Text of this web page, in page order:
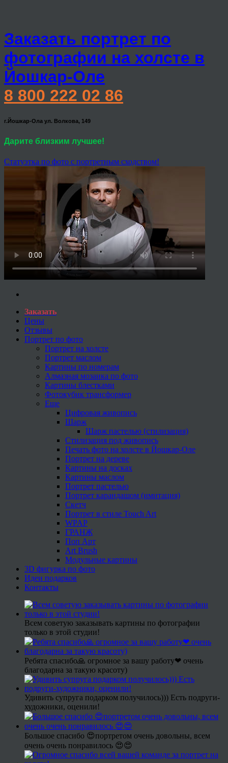
Заказать портрет по
фотографии на холсте в
Йошкар-Оле
8 800 222 02 86
г.Йошкар-Ола ул. Волкова, 149
Дарите близким лучшее!
Статуэтка по фото с портретным сходством!
Заказать
Цены
Отзывы
Портрет по фото
Портрет на холсте
Портрет маслом
Картины по номерам
Алмазная мозаика по фото
Картины блестками
Фотокубик трансформер
Еще
Цифровая живопись
Шарж
Шарж пастелью (стилизация)
Стилизация под живопись
Печать фото на холсте в Йошкар-Оле
Портрет на дереве
Картины на досках
Картины маслом
Портрет пастелью
Портрет карандашом (имитация)
Скетч
Портрет в стиле Touch Art
WPAP
ГРАНЖ
Поп Арт
Art Brush
Модульные картины
3D фигурка по фото
Идеи подарков
Контакты
Всем советую заказывать картины по фотографии
только в этой студии!
Ребята спасибо🙏 огромное за вашу работу❤ очень
благодарна за такую красоту)
Удивить супруга подарком получилось))) Есть подруги-
художники, оценили!
Большое спасибо 😍портретом очень довольны, всем
очень очень понравилось 😍😍